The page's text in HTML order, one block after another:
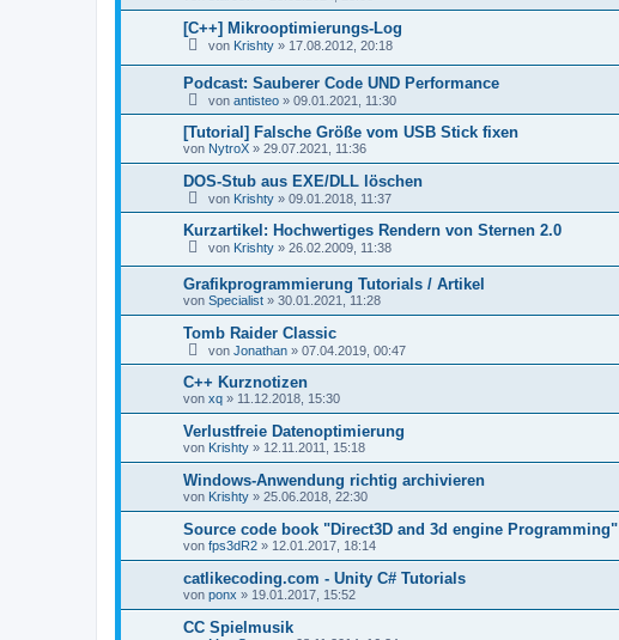
[C++] Mikrooptimierungs-Log
von Krishty » 17.08.2012, 20:18
Podcast: Sauberer Code UND Performance
von antisteo » 09.01.2021, 11:30
[Tutorial] Falsche Größe vom USB Stick fixen
von NytroX » 29.07.2021, 11:36
DOS-Stub aus EXE/DLL löschen
von Krishty » 09.01.2018, 11:37
Kurzartikel: Hochwertiges Rendern von Sternen 2.0
von Krishty » 26.02.2009, 11:38
Grafikprogrammierung Tutorials / Artikel
von Specialist » 30.01.2021, 11:28
Tomb Raider Classic
von Jonathan » 07.04.2019, 00:47
C++ Kurznotizen
von xq » 11.12.2018, 15:30
Verlustfreie Datenoptimierung
von Krishty » 12.11.2011, 15:18
Windows-Anwendung richtig archivieren
von Krishty » 25.06.2018, 22:30
Source code book "Direct3D and 3d engine Programming"
von fps3dR2 » 12.01.2017, 18:14
catlikecoding.com - Unity C# Tutorials
von ponx » 19.01.2017, 15:52
CC Spielmusik